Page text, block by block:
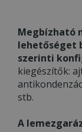
Megbízható
lehetőséget
szerinti
kiegészítők:
stb.
A